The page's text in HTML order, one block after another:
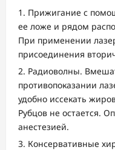
Прижигание с
ее ложе и рядом
При применении
присоединения
Радиоволны.
противопоказании
удобно иссекать
Рубцов не остается.
анестезией.
Консервативные